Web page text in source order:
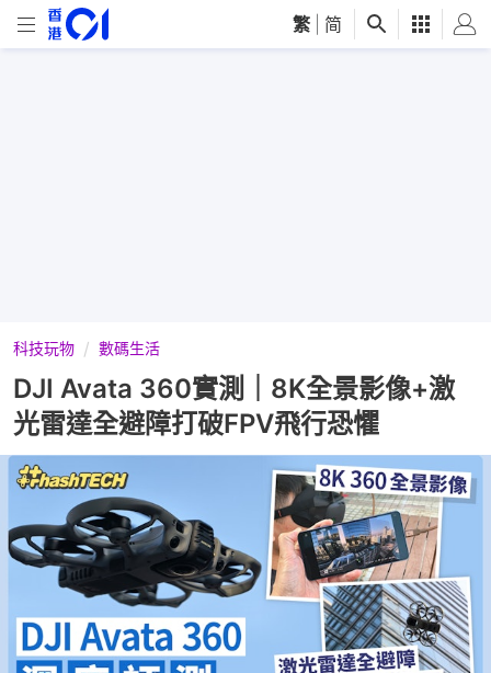
繁 简
科技玩物 數碼生活
DJI Avata 360實測｜8K全景影像+激
光雷達全避障打破FPV飛行恐懼